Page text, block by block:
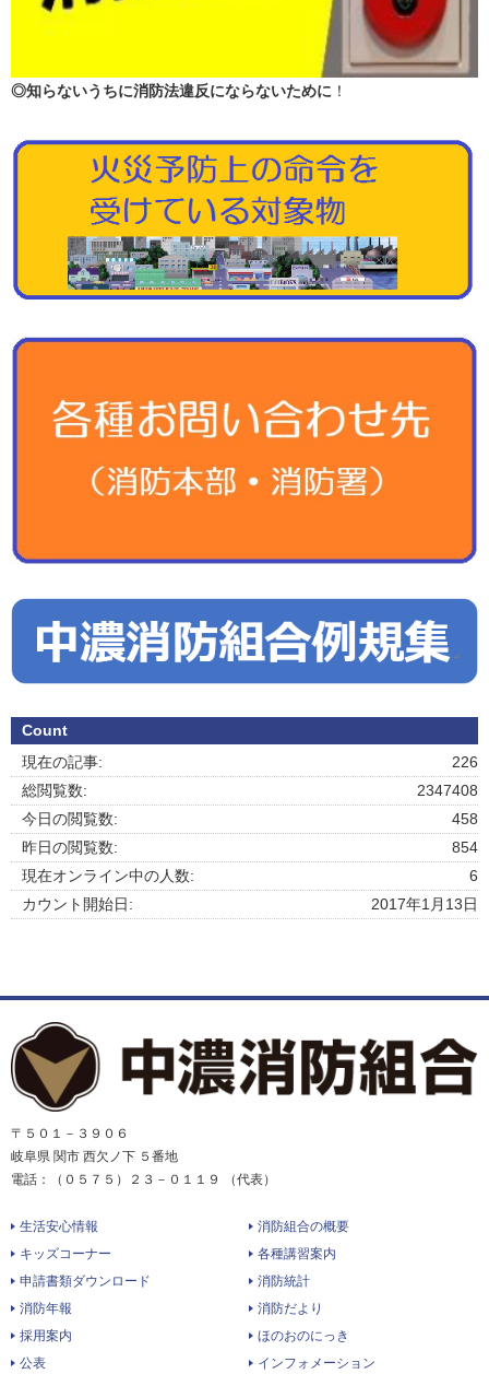
◎知らないうちに消防法違反にならないために ！
Count
226
現在の記事:
2347408
総閲覧数:
458
今日の閲覧数:
854
昨日の閲覧数:
6
現在オンライン中の人数:
2017年1月13日
カウント開始日:
〒５０１－３９０６
岐阜県 関市 西欠ノ下 ５番地
電話：（０５７５）２３－０１１９ （代表）
生活安心情報
消防組合の概要
キッズコーナー
各種講習案内
申請書類ダウンロード
消防統計
消防年報
消防だより
採用案内
ほのおのにっき
公表
インフォメーション